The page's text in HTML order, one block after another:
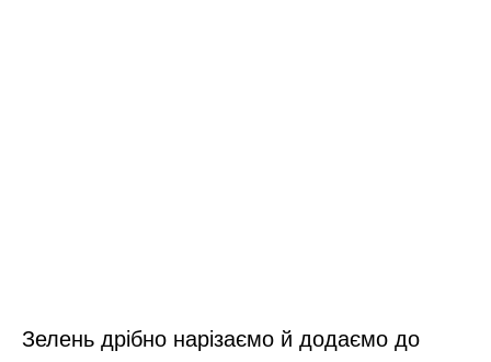
Зелень дрібно нарізаємо й додаємо до